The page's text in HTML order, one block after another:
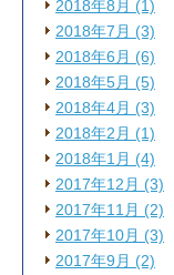
2018年8月 (1)
2018年7月 (3)
2018年6月 (6)
2018年5月 (5)
2018年4月 (3)
2018年2月 (1)
2018年1月 (4)
2017年12月 (3)
2017年11月 (2)
2017年10月 (3)
2017年9月 (2)